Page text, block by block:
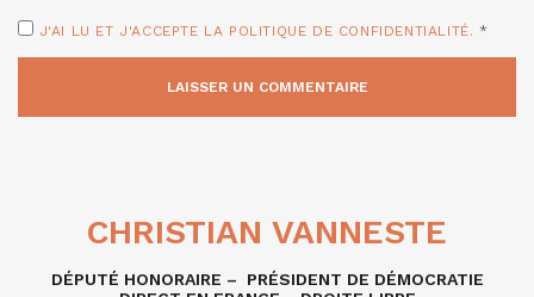
J'AI LU ET J'ACCEPTE LA POLITIQUE DE CONFIDENTIALITÉ. *
CHRISTIAN VANNESTE
DÉPUTÉ HONORAIRE – PRÉSIDENT DE DÉMOCRATIE